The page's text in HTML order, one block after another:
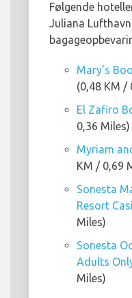
Følgende
Juliana
Mary's
(0,48 KM /
El Zafiro
0,36 Miles)
Myriam
KM / 0,69
Sonesta
Resort
Miles)
Sonesta
Adults
Miles)